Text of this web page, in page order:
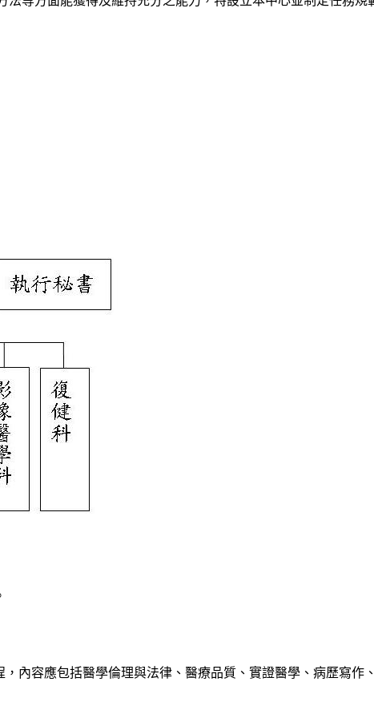
內容應包括醫學倫理與法律、醫療品質、實證醫學、病歷寫作